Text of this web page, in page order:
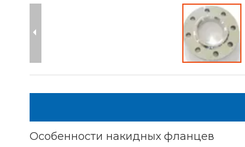
Особенности накидных фланцев